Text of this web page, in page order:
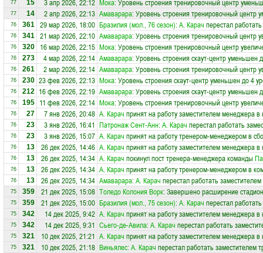
77 15 3 апр 2026, 22:12 Мока: Уровень строения тренировочный центр
77 14 2 апр 2026, 22:13 Амаварара: Уровень строения тренировочный центр
76 361 29 мар 2026, 18:00 Бразилия (мол., 76 сезон): А. Карач перестал
76 341 21 мар 2026, 22:10 Амаварара: Уровень строения тренировочный центр
76 320 16 мар 2026, 22:15 Мока: Уровень строения тренировочный центр
76 273 4 мар 2026, 22:14 Амаварара: Уровень строения скаут-центр уменьшен
76 261 2 мар 2026, 22:14 Амаварара: Уровень строения тренировочный центр
76 230 23 фев 2026, 22:13 Мока: Уровень строения скаут-центр уменьшен до 4
76 212 16 фев 2026, 22:19 Амаварара: Уровень строения скаут-центр уменьшен
76 195 11 фев 2026, 22:14 Мока: Уровень строения тренировочный центр
76 27 7 янв 2026, 20:48 А. Карач принят на работу заместителем менеджера
76 23 3 янв 2026, 16:41 Патронаж Сент-Анн: А. Карач перестал работать
76 23 3 янв 2026, 15:07 А. Карач принят на работу тренером-менеджером в
76 13 26 дек 2025, 14:46 А. Карач принят на работу заместителем менеджера
76 13 26 дек 2025, 14:34 А. Карач покинул пост тренера-менеджера команды
76 13 26 дек 2025, 14:34 А. Карач принят на работу тренером-менеджером в
76 13 26 дек 2025, 14:34 Амаварара: А. Карач перестал работать
75 359 21 дек 2025, 15:08 Толедо Колония Ворк: Завершено расширение
75 359 21 дек 2025, 15:00 Бразилия (мол., 75 сезон): А. Карач перестал
75 342 14 дек 2025, 9:42 А. Карач принят на работу заместителем менеджера
75 342 14 дек 2025, 9:31 Сьего-де-Авила: А. Карач перестал работать
75 321 10 дек 2025, 21:21 А. Карач принят на работу заместителем менеджера
75 321 10 дек 2025, 21:18 Виньялес: А. Карач перестал работать заместителем